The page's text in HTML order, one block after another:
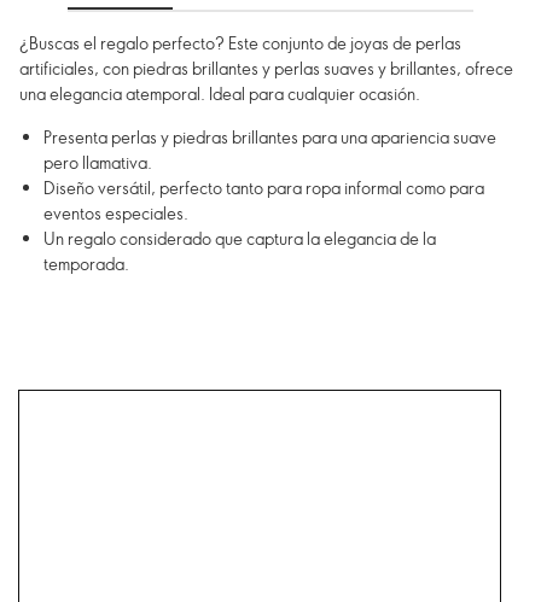
¿Buscas el regalo perfecto? Este conjunto de joyas de perlas
artificiales, con piedras brillantes y perlas suaves y brillantes, ofrece
una elegancia atemporal. Ideal para cualquier ocasión.
Presenta perlas y piedras brillantes para una apariencia suave
pero llamativa.
Diseño versátil, perfecto tanto para ropa informal como para
eventos especiales.
Un regalo considerado que captura la elegancia de la
temporada.